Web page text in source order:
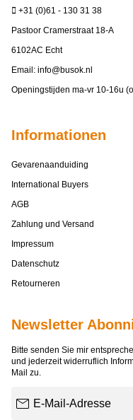
+31 (0)61 - 130 31 38
Pastoor Cramerstraat 18-A
6102AC Echt
Email: info@busok.nl
Openingstijden ma-vr 10-16u
Informationen
Gevarenaanduiding
International Buyers
AGB
Zahlung und Versand
Impressum
Datenschutz
Retourneren
Newsletter
Bitte senden Sie mir
und jederzeit widerruflich
Mail zu.